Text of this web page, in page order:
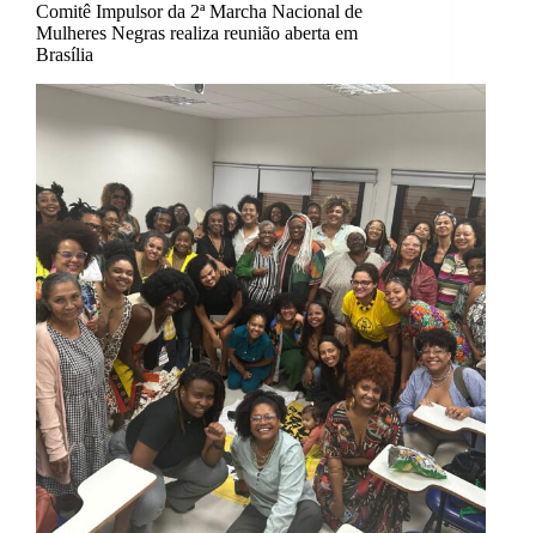
Comitê Impulsor da 2ª Marcha Nacional de
Mulheres Negras realiza reunião aberta em
Brasília